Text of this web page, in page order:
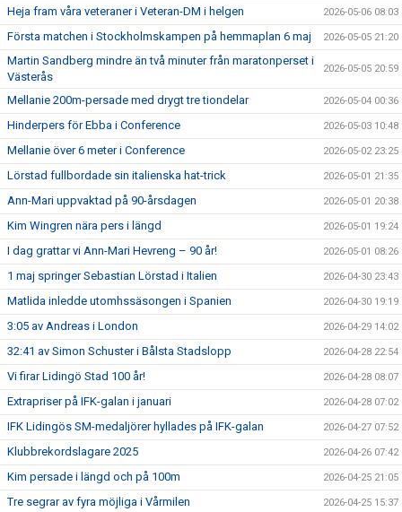
Heja fram våra veteraner i Veteran-DM i helgen 2026-05-06 08:03
Första matchen i Stockholmskampen på hemmaplan 6 maj 2026-05-05 21:20
Martin Sandberg mindre än två minuter från maratonperset i
Västerås
2026-05-05 20:59
Mellanie 200m-persade med drygt tre tiondelar 2026-05-04 00:36
Hinderpers för Ebba i Conference 2026-05-03 10:48
Mellanie över 6 meter i Conference 2026-05-02 23:25
Lörstad fullbordade sin italienska hat-trick 2026-05-01 21:35
Ann-Mari uppvaktad på 90-årsdagen 2026-05-01 20:38
Kim Wingren nära pers i längd 2026-05-01 19:24
I dag grattar vi Ann-Mari Hevreng – 90 år! 2026-05-01 08:26
1 maj springer Sebastian Lörstad i Italien 2026-04-30 23:43
Matlida inledde utomhssäsongen i Spanien 2026-04-30 19:19
3:05 av Andreas i London 2026-04-29 14:02
32:41 av Simon Schuster i Bålsta Stadslopp 2026-04-28 22:54
Vi firar Lidingö Stad 100 år! 2026-04-28 08:07
Extrapriser på IFK-galan i januari 2026-04-28 07:02
IFK Lidingös SM-medaljörer hyllades på IFK-galan 2026-04-27 07:52
Klubbrekordslagare 2025 2026-04-26 07:42
Kim persade i längd och på 100m 2026-04-25 21:05
Tre segrar av fyra möjliga i Vårmilen 2026-04-25 15:37